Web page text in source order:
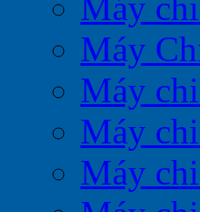
Máy
Máy
Máy
Máy